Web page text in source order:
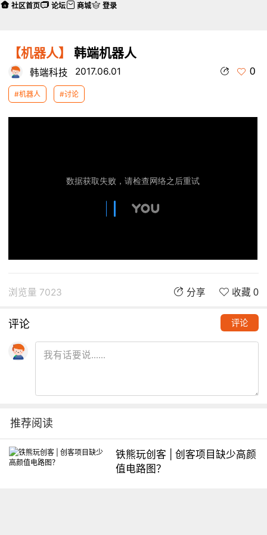
【机器人】 韩端机器人
韩端科技 2017.06.01 0
#机器人 #讨论
浏览量 7023 分享 收藏 0
评论 评论
推荐阅读
铁熊玩创客 | 创客项目缺少高颜
值电路图？
社区首页 论坛 商城 登录